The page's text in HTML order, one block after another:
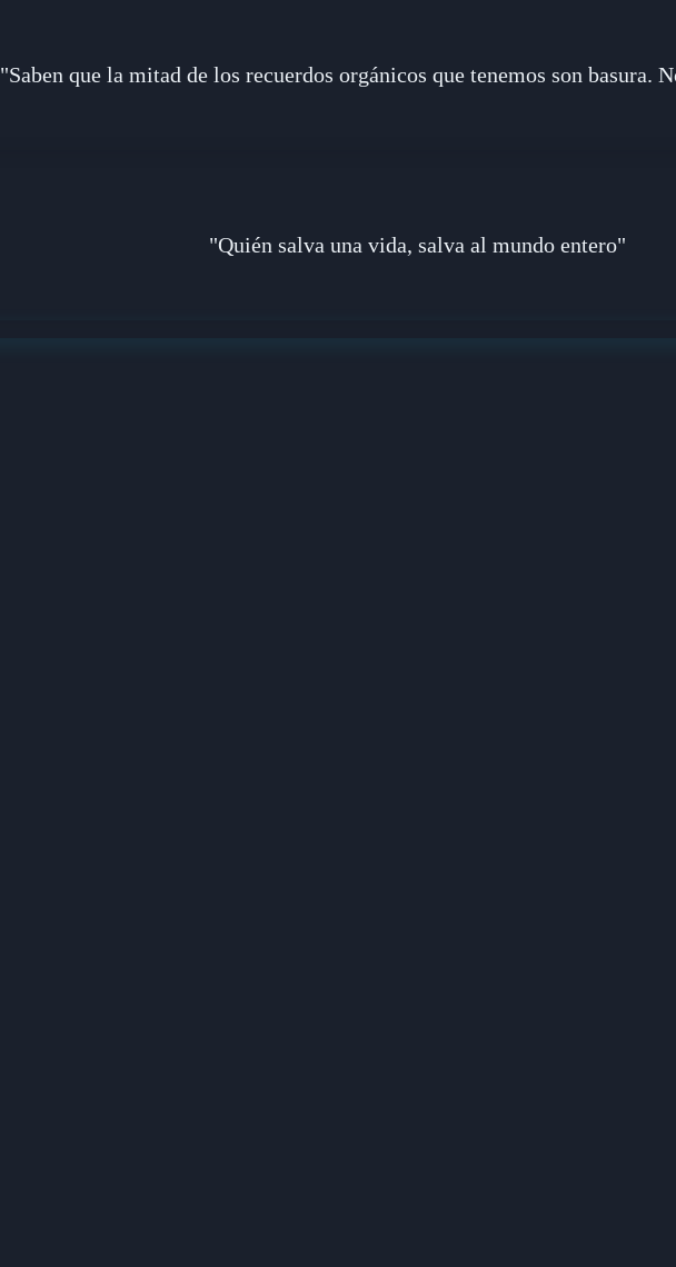
"Saben que la mitad de los recuerdos orgánicos que tenemos son basura.
"Quién salva una vida, salva al mundo entero"